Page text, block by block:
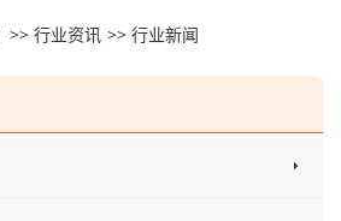
>> 行业资讯 >> 行业新闻